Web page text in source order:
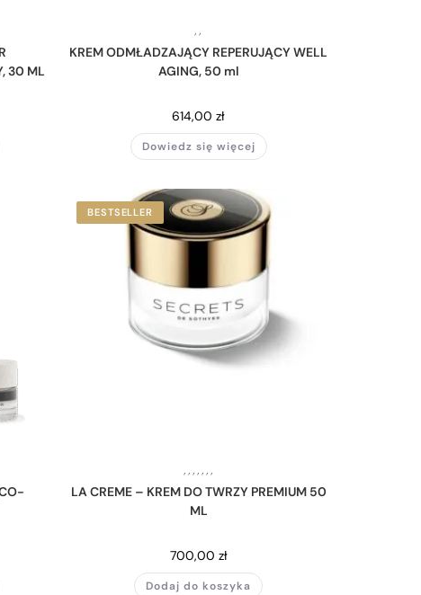
30 ML
,,
KREM ODMŁADZAJĄCY REPERUJĄCY WELL
AGING, 50 ml
614,00zł
Dowiedz się więcej
BESTSELLER
,,,,,,,
LA CREME – KREM DO TWRZY PREMIUM 50
ML
700,00 zł
Dodaj do koszyka